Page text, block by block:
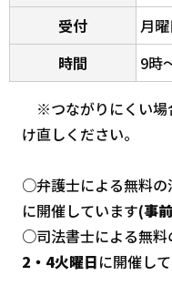
受付
月
時間
9時
※つながりにくい場
け直しください。
○弁護士による無料の
に開催しています(事
○司法書士による無料
2・4火曜日に開催し